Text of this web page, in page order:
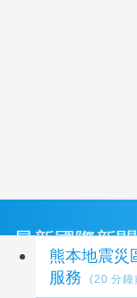
最新國際新聞
熊本地震
服務
(20 分鐘